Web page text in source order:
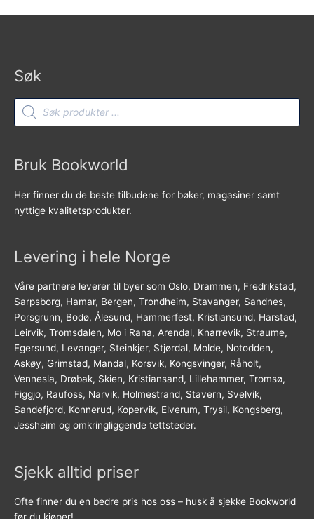
Søk
Products
search
Bruk Bookworld
Her finner du de beste tilbudene for bøker, magasiner samt
nyttige kvalitetsprodukter.
Levering i hele Norge
Våre partnere leverer til byer som Oslo, Drammen, Fredrikstad,
Sarpsborg, Hamar, Bergen, Trondheim, Stavanger, Sandnes,
Porsgrunn, Bodø, Ålesund, Hammerfest, Kristiansund, Harstad,
Leirvik, Tromsdalen, Mo i Rana, Arendal, Knarrevik, Straume,
Egersund, Levanger, Steinkjer, Stjørdal, Molde, Notodden,
Askøy, Grimstad, Mandal, Korsvik, Kongsvinger, Råholt,
Vennesla, Drøbak, Skien, Kristiansand, Lillehammer, Tromsø,
Figgjo, Raufoss, Narvik, Holmestrand, Stavern, Svelvik,
Sandefjord, Konnerud, Kopervik, Elverum, Trysil, Kongsberg,
Jessheim og omkringliggende tettsteder.
Sjekk alltid priser
Ofte finner du en bedre pris hos oss – husk å sjekke Bookworld